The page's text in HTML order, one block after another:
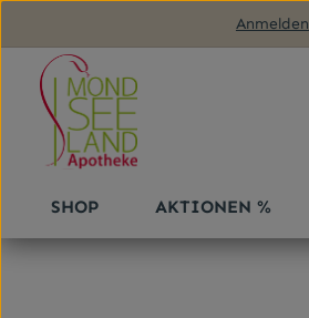
Zur Hauptnavigation springen
Anmelden
SHOP AKTIONEN %